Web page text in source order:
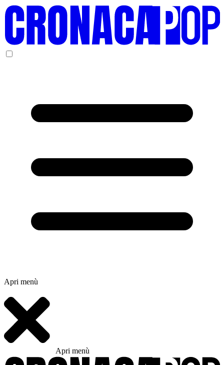
Apri menù
Apri menù